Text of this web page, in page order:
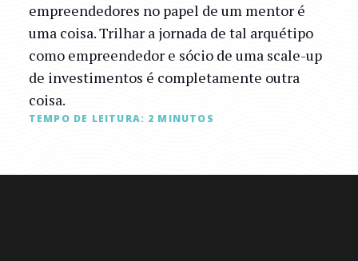
empreendedores no papel de um mentor é
uma coisa. Trilhar a jornada de tal arquétipo
como empreendedor e sócio de uma scale-up
de investimentos é completamente outra
coisa.
TEMPO DE LEITURA: 2 MINUTOS